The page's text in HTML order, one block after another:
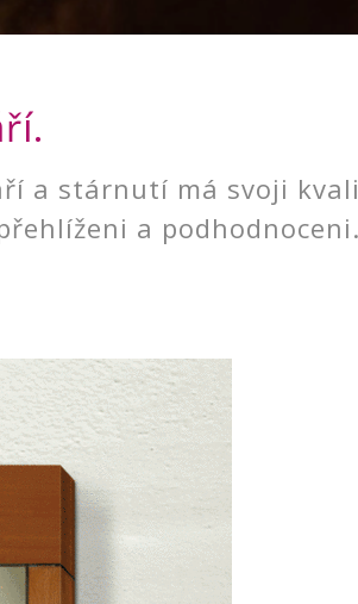
a stárnutí má svoji
a podhodnoceni.